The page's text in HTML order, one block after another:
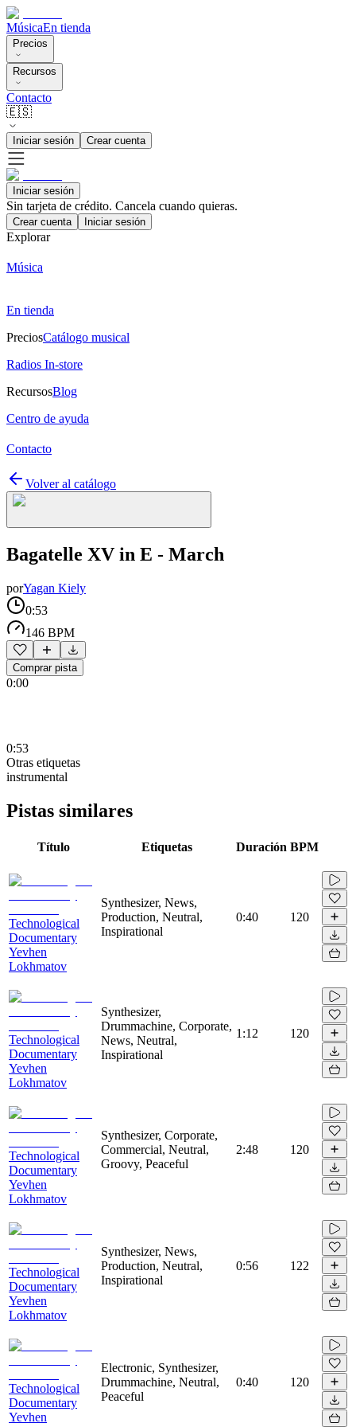
MúsicaEn tienda
Precios
Recursos
Contacto
🇪🇸
Iniciar sesión Crear cuenta
Iniciar sesión
Sin tarjeta de crédito. Cancela cuando quieras.
Crear cuenta Iniciar sesión
Explorar
Música
En tienda
PreciosCatálogo musical
Radios In-store
RecursosBlog
Centro de ayuda
Contacto
Volver al catálogo
Bagatelle XV in E - March
porYagan Kiely
0:53
146 BPM
Comprar pista
0:00
0:53
Otras etiquetas
instrumental
Pistas similares
Título Etiquetas Duración BPM
Technological
Documentary
Yevhen
Lokhmatov
Synthesizer, News,
Production, Neutral,
Inspirational
0:40 120
Technological
Documentary
Yevhen
Lokhmatov
Synthesizer,
Drummachine, Corporate,
News, Neutral,
Inspirational
1:12 120
Technological
Documentary
Yevhen
Lokhmatov
Synthesizer, Corporate,
Commercial, Neutral,
Groovy, Peaceful
2:48 120
Technological
Documentary
Yevhen
Lokhmatov
Synthesizer, News,
Production, Neutral,
Inspirational
0:56 122
Technological
Documentary
Yevhen
Electronic, Synthesizer,
Drummachine, Neutral,
Peaceful
0:40 120